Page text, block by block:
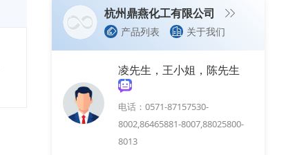
杭州鼎燕化工有限公司
产品列表 关于我们
凌先生，王小姐，陈先生
电话：0571-87157530-
8002,86465881-8007,88025800-
8013